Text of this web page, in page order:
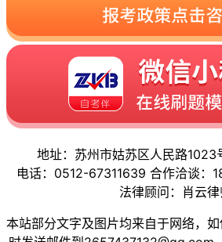
地址：苏州市姑苏区人民路1023
电话：0512-67311639 合作洽谈：
法律顾问：肖云
本站部分文字及图片均来自于网络，